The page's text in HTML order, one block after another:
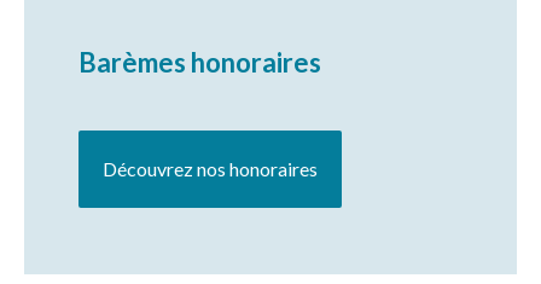
Barèmes honoraires
Découvrez nos honoraires